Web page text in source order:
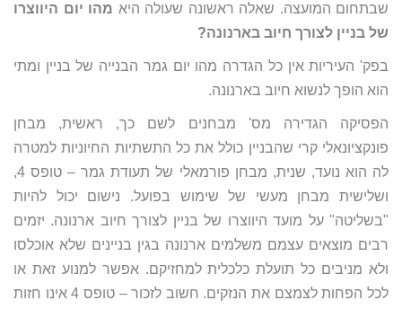
שבתחום המועצה. שאלה ראשונה שעולה היא מהו יום היווצרו
של בניין לצורך חיוב בארנונה?
בפק' העיריות אין כל הגדרה מהו יום גמר הבנייה של בניין ומתי
הוא הופך לנשוא חיוב בארנונה.
הפסיקה הגדירה מס' מבחנים לשם כך, ראשית, מבחן
פונקציונאלי קרי שהבניין כולל את כל התשתיות החיוניות למטרה
לה הוא נועד, שנית, מבחן פורמאלי של תעודת גמר – טופס 4,
ושלישית מבחן מעשי של שימוש בפועל. נישום יכול להיות
"בשליטה" על מועד היווצרו של בניין לצורך חיוב ארנונה. יזמים
רבים מוצאים עצמם משלמים ארנונה בגין בניינים שלא אוכלסו
ולא מניבים כל תועלת כלכלית למחזיקם. אפשר למנוע זאת או
לכל הפחות לצמצם את הנזקים. חשוב לזכור – טופס 4 אינו חזות